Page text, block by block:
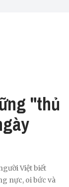
"thủ
Việt biết
nực, oi bức và